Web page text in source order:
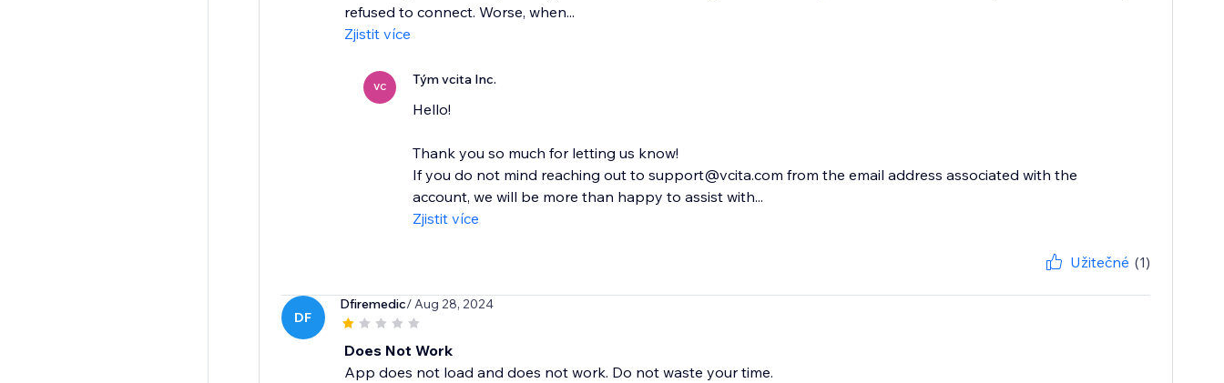
refused to connect. Worse, when...
Zjistit více
VC Tým vcita Inc.
Hello!
Thank you so much for letting us know!
If you do not mind reaching out to support@vcita.com from the email address associated with the
account, we will be more than happy to assist with...
Zjistit více
Užitečné (1)
DF
Dfiremedic/ Aug 28, 2024
Does Not Work
App does not load and does not work. Do not waste your time.